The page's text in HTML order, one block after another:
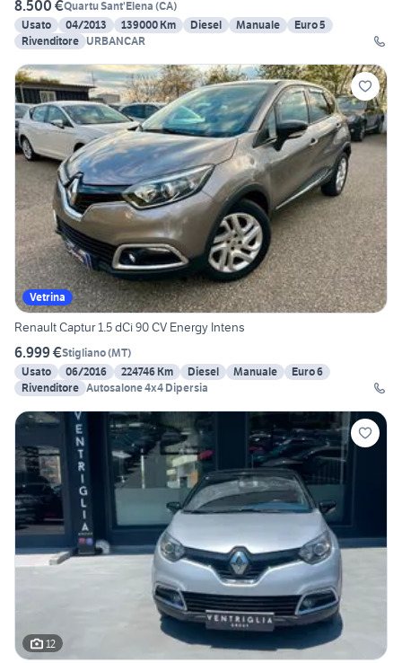
8.500 €Quartu Sant'Elena (CA)
Usato
04/2013 139000 Km Diesel Manuale
Euro 5
Rivenditore URBANCAR
Vetrina
Renault Captur 1.5 dCi 90 CV Energy Intens
6.999 €Stigliano(MT)
Usato
06/2016 224746 Km Diesel Manuale
Euro 6
Rivenditore Autosalone 4x4 Dipersia
12